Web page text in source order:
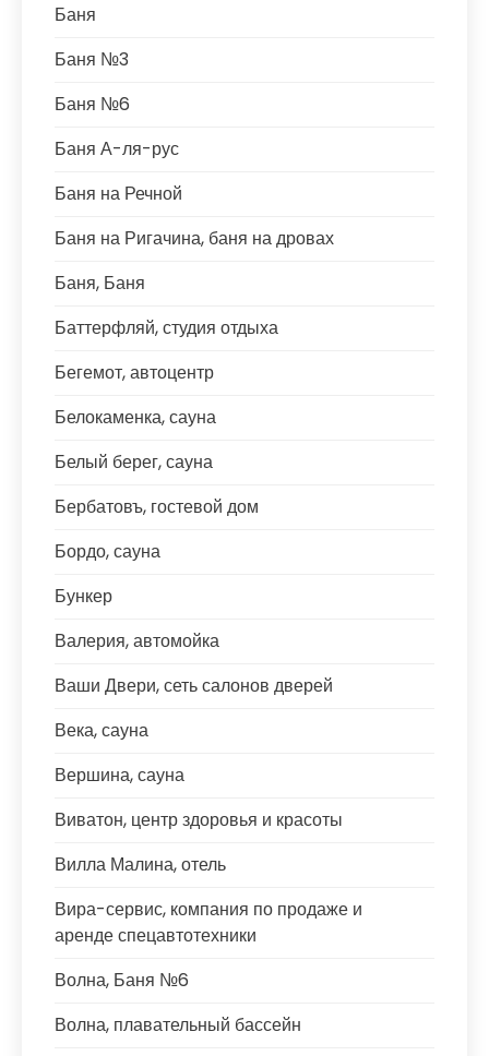
Баня
Баня №3
Баня №6
Баня А-ля-рус
Баня на Речной
Баня на Ригачина, баня на дровах
Баня, Баня
Баттерфляй, студия отдыха
Бегемот, автоцентр
Белокаменка, сауна
Белый берег, сауна
Бербатовъ, гостевой дом
Бордо, сауна
Бункер
Валерия, автомойка
Ваши Двери, сеть салонов дверей
Века, сауна
Вершина, сауна
Виватон, центр здоровья и красоты
Вилла Малина, отель
Вира-сервис, компания по продаже и
аренде спецавтотехники
Волна, Баня №6
Волна, плавательный бассейн